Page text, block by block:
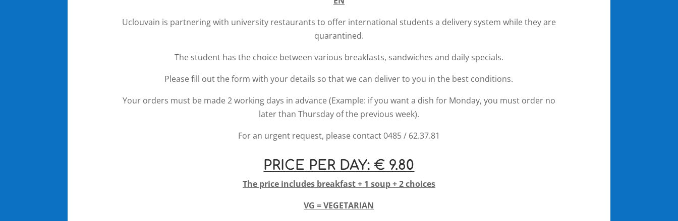
Uclouvain is partnering with university restaurants to offer international students a delivery system while they are
quarantined.
The student has the choice between various breakfasts, sandwiches and daily specials.
Please fill out the form with your details so that we can deliver to you in the best conditions.
Your orders must be made 2 working days in advance (Example: if you want a dish for Monday, you must order no
later than Thursday of the previous week).
For an urgent request, please contact 0485 / 62.37.81
PRICE PER DAY: € 9.80
The price includes breakfast + 1 soup + 2 choices
VG = VEGETARIAN